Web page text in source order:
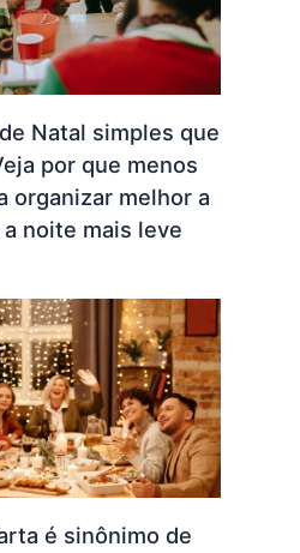
Natal simples que
por que menos
organizar melhor a
noite mais leve
é sinônimo de